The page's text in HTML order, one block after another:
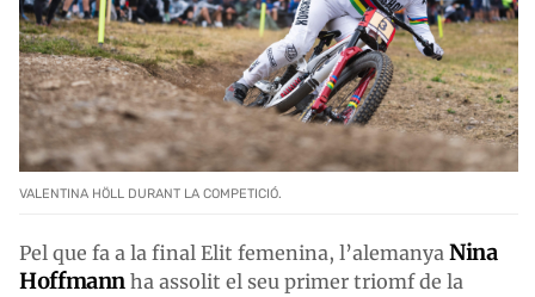
VALENTINA HÖLL DURANT LA COMPETICIÓ.
Pel que fa a la final Elit femenina, l’alemanya Nina
Hoffmann ha assolit el seu primer triomf de la